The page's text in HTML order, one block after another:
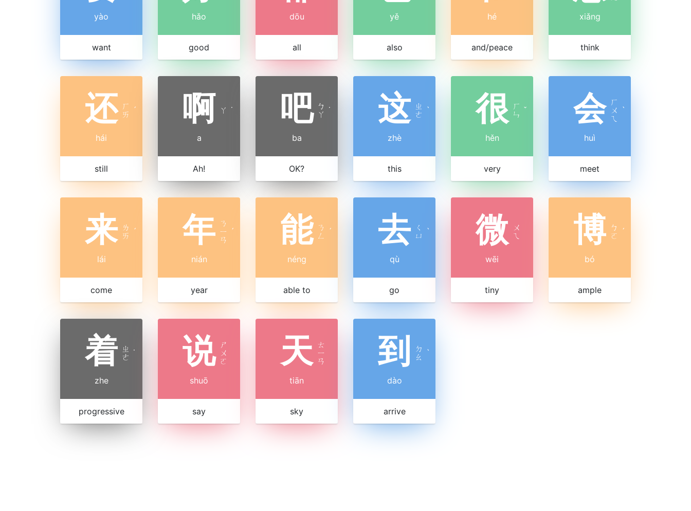
yào
want
hǎo
good
dōu
all
yě
also
hé
and/peace
xiǎng
think
还 ㄏ
ㄞ ˊ
hái
still
啊 ㄚ ˙
a
Ah!
吧 ㄅ
ㄚ ˙
ba
OK?
这 ㄓ
ㄜ ˋ
zhè
this
很 ㄏ
ㄣ ˇ
hěn
very
会 ㄏ
ㄨ
ㄟ
ˋ
huì
meet
来 ㄌ
ㄞ ˊ
lái
come
年 ㄋ
ㄧ
ㄢ
ˊ
nián
year
能 ㄋ
ㄥ ˊ
néng
able to
去
ㄑ
ㄩ ˋ
qù
go
微 ㄨ
ㄟ
wēi
tiny
博 ㄅ
ㄛ ˊ
bó
ample
着 ㄓ
ㄜ ˙
zhe
progressive
说 ㄕ
ㄨ
ㄛ
shuō
say
天 ㄊ
ㄧ
ㄢ
tiān
sky
到
ㄉ
ㄠ ˋ
dào
arrive